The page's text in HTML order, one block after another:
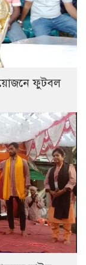
ফুটবল